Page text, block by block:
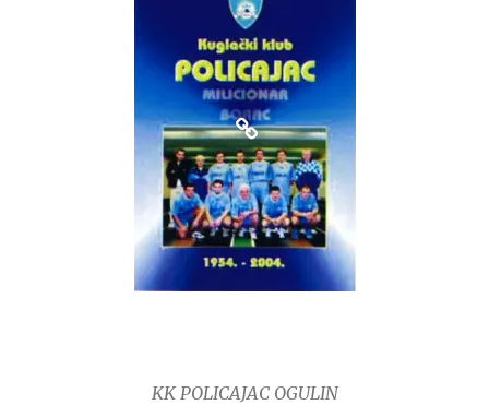
KK POLICAJAC OGULIN